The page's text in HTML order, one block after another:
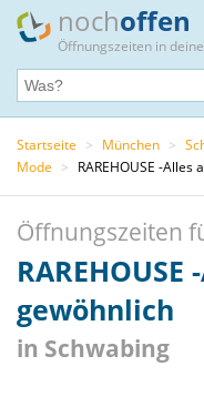
nochoffen
Öffnungszeiten in
Startseite > München >
Mode > RAREHOUSE -
Öffnungszeiten
gewöhnlich
in Schwabing